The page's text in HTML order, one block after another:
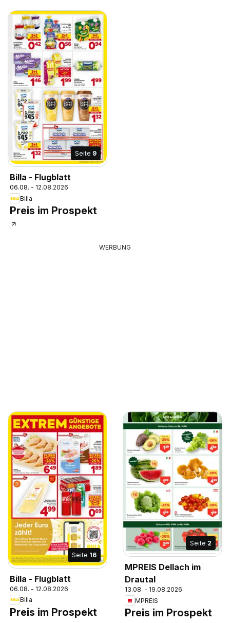
Seite 9
Billa - Flugblatt
06.08. - 12.08.2026
Billa
Preis im Prospekt
WERBUNG
Seite 16
Billa - Flugblatt
06.08. - 12.08.2026
Billa
Preis im Prospekt
Seite 2
MPREIS Dellach im
Drautal
13.08. - 19.08.2026
MPREIS
Preis im Prospekt